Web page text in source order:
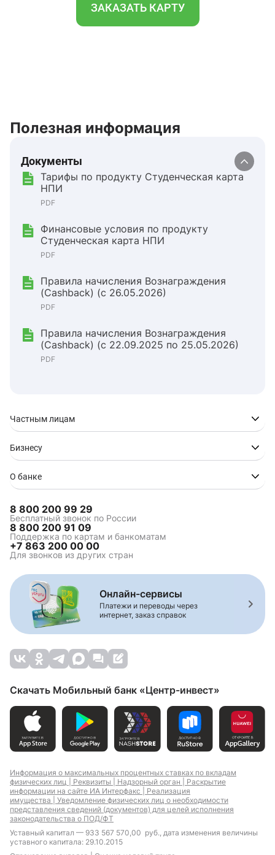
ЗАКАЗАТЬ КАРТУ
Полезная информация
Документы
Тарифы по продукту Студенческая карта
НПИ
PDF
Финансовые условия по продукту
Студенческая карта НПИ
PDF
Правила начисления Вознаграждения
(Cashback) (с 26.05.2026)
PDF
Правила начисления Вознаграждения
(Cashback) (с 22.09.2025 по 25.05.2026)
PDF
Частным лицам
Бизнесу
О банке
8 800 200 99 29
Бесплатный звонок по России
8 800 200 91 09
Поддержка по картам и банкоматам
+7 863 200 00 00
Для звонков из других стран
Онлайн-сервисы
Платежи и переводы через
интернет, заказ справок
Скачать Мобильный банк «Центр-инвест»
Информация о максимальных процентных ставках по вкладам
физических лиц | Реквизиты | Надзорный орган | Раскрытие
информации на сайте ИА Интерфакс | Реализация
имущества | Уведомление физических лиц о необходимости
представления сведений (документов) для целей исполнения
законодательства о ПОД/ФТ
Уставный капитал — 933 567 570,00 руб., дата изменения величины
уставного капитала: 29.10.2015